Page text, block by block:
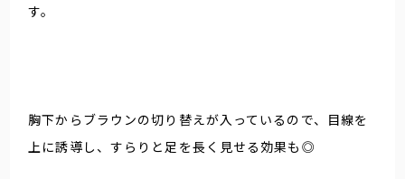
す。
胸下からブラウンの切り替えが入っているので、目線を
上に誘導し、すらりと足を長く見せる効果も◎